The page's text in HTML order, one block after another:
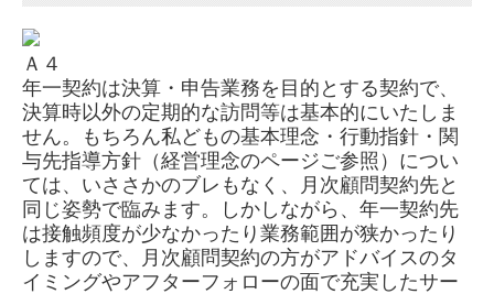
グループ通算（有利・不利）判定
相続税額の早見表
情報管理について
Ａ４
年一契約は決算・申告業務を目的とする契約で、
決算時以外の定期的な訪問等は基本的にいたしま
せん。もちろん私どもの基本理念・行動指針・関
与先指導方針（経営理念のページご参照）につい
ては、いささかのブレもなく、月次顧問契約先と
同じ姿勢で臨みます。しかしながら、年一契約先
は接触頻度が少なかったり業務範囲が狭かったり
しますので、月次顧問契約の方がアドバイスのタ
イミングやアフターフォローの面で充実したサー